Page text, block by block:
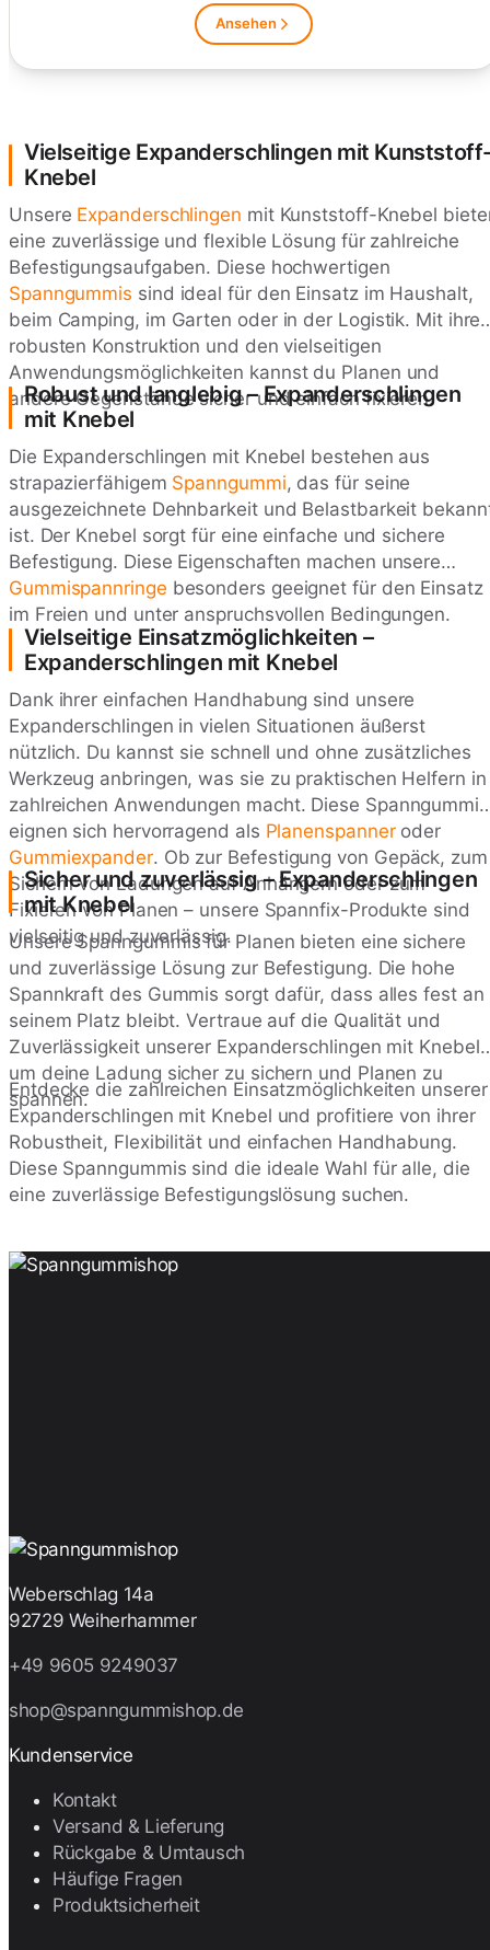
Ansehen
Vielseitige Expanderschlingen mit
Knebel
Unsere Expanderschlingen mit Kunststoff-Knebel
eine zuverlässige und flexible Lösung für zahlreiche
Befestigungsaufgaben. Diese hochwertigen
Spanngummis sind ideal für den Einsatz im Haushalt,
beim Camping, im Garten oder in der Logistik. Mit ihrer
robusten Konstruktion und den vielseitigen
Anwendungsmöglichkeiten kannst du Planen und
andere Gegenstände sicher und einfach fixieren.
Robust und langlebig – Expanderschlingen
mit Knebel
Die Expanderschlingen mit Knebel bestehen aus
strapazierfähigem Spanngummi, das für seine
ausgezeichnete Dehnbarkeit und Belastbarkeit
ist. Der Knebel sorgt für eine einfache und sichere
Befestigung. Diese Eigenschaften machen unsere
Gummispannringe besonders geeignet für den Einsatz
im Freien und unter anspruchsvollen Bedingungen.
Vielseitige Einsatzmöglichkeiten –
Expanderschlingen mit Knebel
Dank ihrer einfachen Handhabung sind unsere
Expanderschlingen in vielen Situationen äußerst
nützlich. Du kannst sie schnell und ohne zusätzliches
Werkzeug anbringen, was sie zu praktischen Helfern in
zahlreichen Anwendungen macht. Diese Spanngummis
eignen sich hervorragend als Planenspanneroder
Gummiexpander. Ob zur Befestigung von Gepäck, zum
Sichern von Ladungen auf Anhängern oder zum
Fixieren von Planen – unsere Spannfix-Produkte sind
vielseitig und zuverlässig.
Sicher und zuverlässig – Expanderschlingen
mit Knebel
Unsere Spanngummis für Planen bieten eine sichere
und zuverlässige Lösung zur Befestigung. Die hohe
Spannkraft des Gummis sorgt dafür, dass alles fest an
seinem Platz bleibt. Vertraue auf die Qualität und
Zuverlässigkeit unserer Expanderschlingen mit Knebel,
um deine Ladung sicher zu sichern und Planen zu
spannen.
Entdecke die zahlreichen Einsatzmöglichkeiten unserer
Expanderschlingen mit Knebel und profitiere von ihrer
Robustheit, Flexibilität und einfachen Handhabung.
Diese Spanngummis sind die ideale Wahl für alle, die
eine zuverlässige Befestigungslösung suchen.
Weberschlag 14a
92729 Weiherhammer
+49 9605 9249037
shop@spanngummishop.de
Kundenservice
Kontakt
Versand & Lieferung
Rückgabe & Umtausch
Häufige Fragen
Produktsicherheit